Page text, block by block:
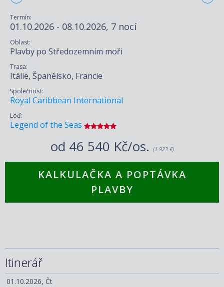
Termín:
01.10.2026 - 08.10.2026, 7 nocí
Oblast:
Plavby po Středozemním moři
Trasa:
Itálie, Španělsko, Francie
Společnost:
Royal Caribbean International
Loď:
Legend of the Seas
od 46 540 Kč/os. (1 923 €)
KALKULAČKA A POPTÁVKA
PLAVBY
Itinerář
01.10.2026, Čt